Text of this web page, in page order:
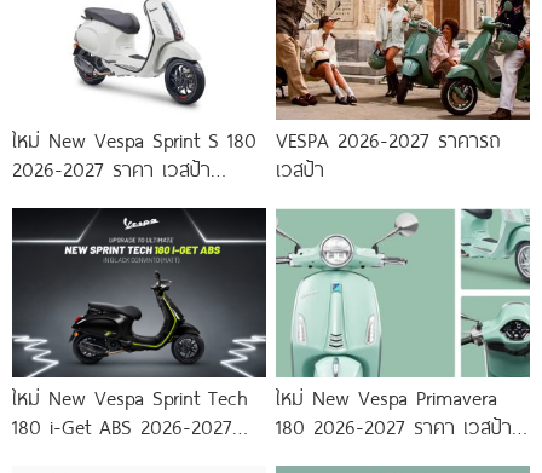
ใหม่ New Vespa Sprint S 180
2026-2027 ราคา เวสป้า
VESPA 2026-2027 ราคารถ
เวสป้า
ใหม่ New Vespa Sprint Tech
180 i-Get ABS 2026-2027
ใหม่ New Vespa Primavera
180 2026-2027 ราคา เวสป้า